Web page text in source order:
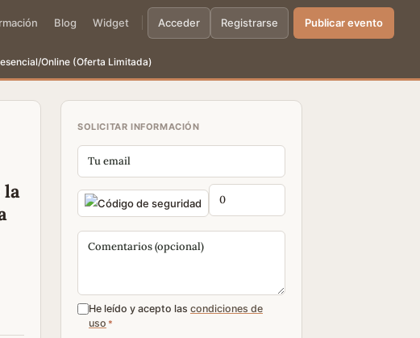
Blog Widget Acceder Registrarse Publicar evento
Online (Oferta Limitada)
la
SOLICITAR INFORMACIÓN
He leído y acepto las condiciones de
uso *